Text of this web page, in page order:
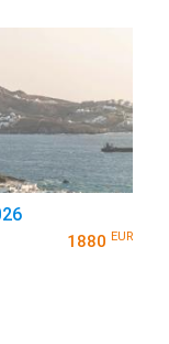
1880 EUR